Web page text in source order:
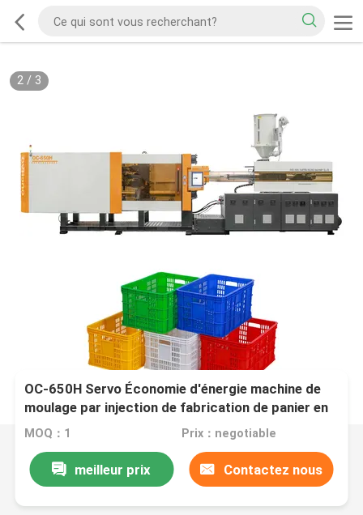
2/ 3
OC-650H Servo Économie d'énergie machine de
moulage par injection de fabrication de panier en
plastique
MOQ：1 Prix：negotiable
meilleur prix Contactez nous